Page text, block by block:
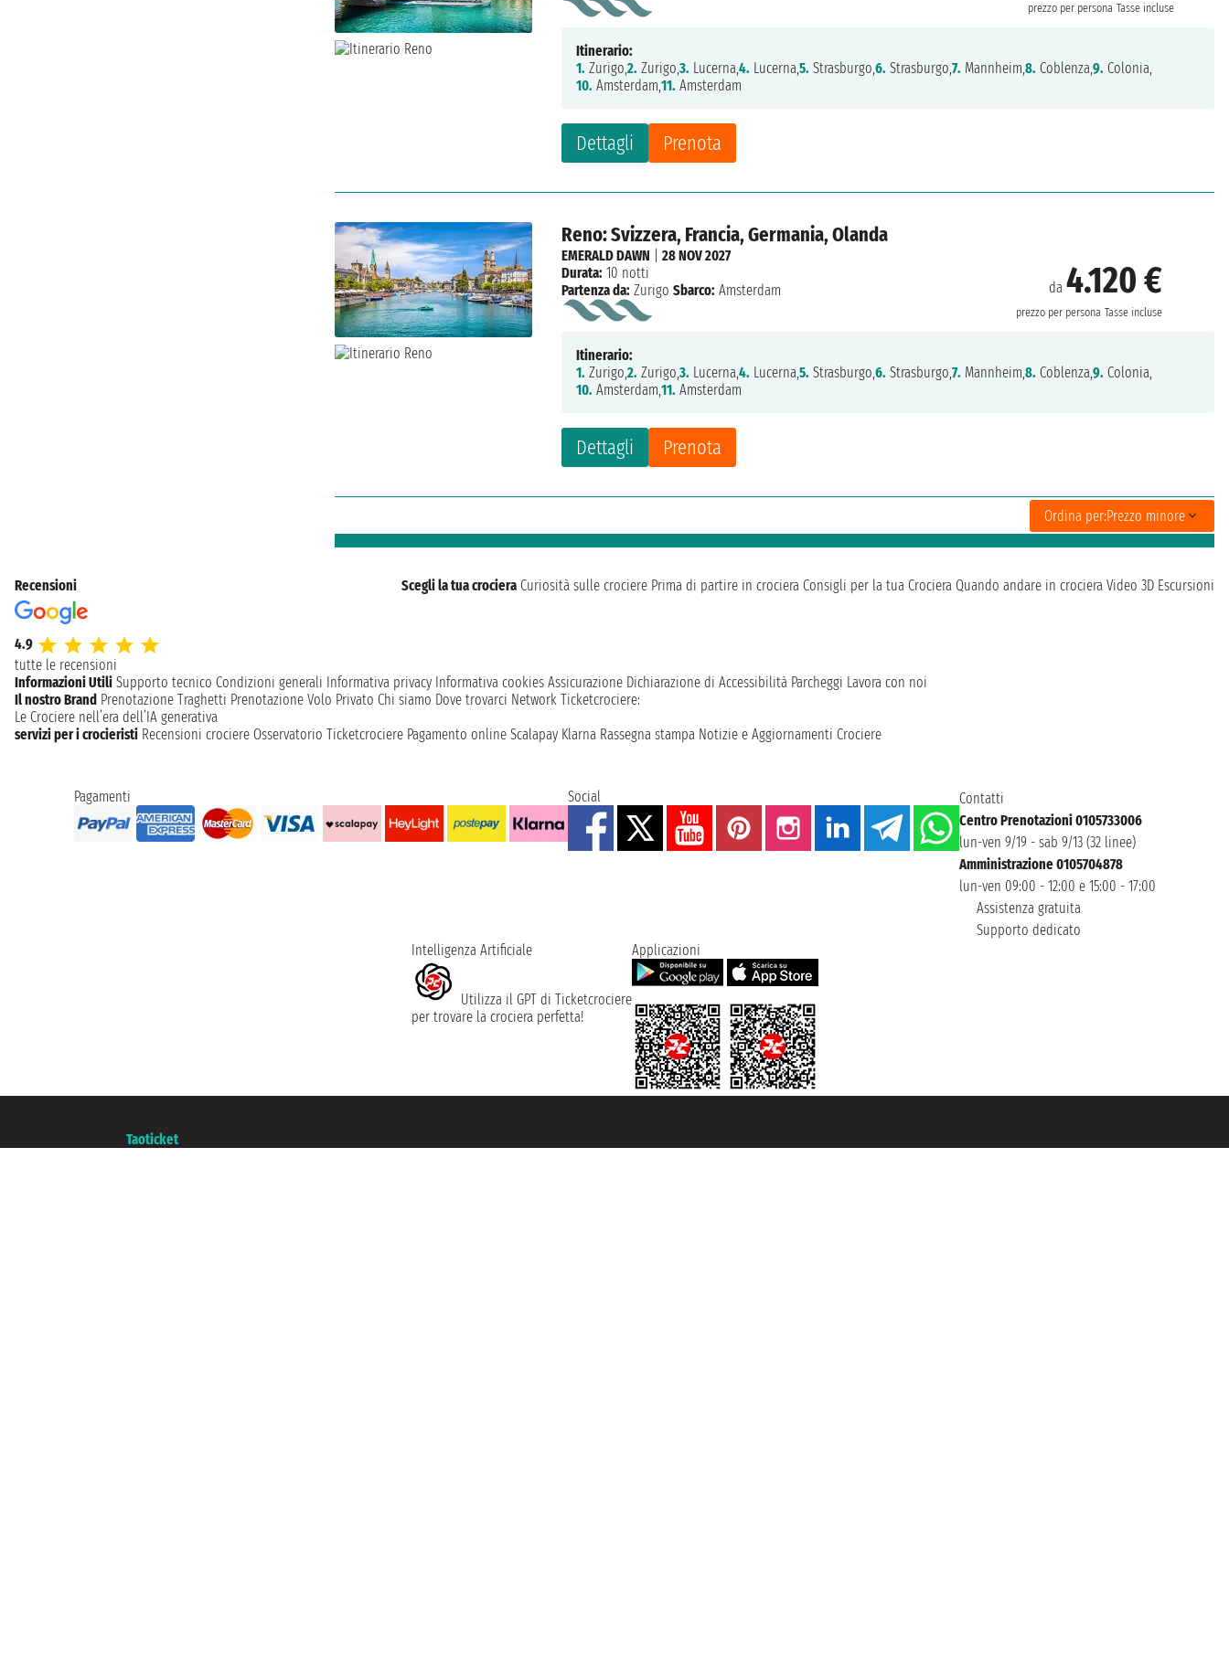
prezzo per persona Tasse incluse
Dettagli Prenota
Itinerario:
1. Zurigo,2. Zurigo,3. Lucerna,4. Lucerna,5. Strasburgo,6. Strasburgo,7. Mannheim,8. Coblenza,9. Colonia,
10. Amsterdam,11. Amsterdam
Reno: Svizzera, Francia, Germania, Olanda
da4.120 €
prezzo per persona Tasse incluse
Dettagli Prenota
EMERALD DAWN |28 NOV 2027
Durata: 10 notti
Partenza da: Zurigo Sbarco: Amsterdam
Itinerario:
1. Zurigo,2. Zurigo,3. Lucerna,4. Lucerna,5. Strasburgo,6. Strasburgo,7. Mannheim,8. Coblenza,9. Colonia,
10. Amsterdam,11. Amsterdam
Ordina per:Prezzo minore
Recensioni
4.9
tutte le recensioni
Scegli la tua crociera Curiosità sulle crociere Prima di partire in crociera Consigli per la tua Crociera Quando andare in crociera Video 3D Escursioni
Informazioni Utili Supporto tecnico Condizioni generali Informativa privacy Informativa cookies Assicurazione Dichiarazione di Accessibilità Parcheggi Lavora con noi
Il nostro Brand Prenotazione Traghetti Prenotazione Volo Privato Chi siamo Dove trovarci Network Ticketcrociere:
Le Crociere nell’era dell’IA generativa
servizi per i crocieristi Recensioni crociere Osservatorio Ticketcrociere Pagamento online Scalapay Klarna Rassegna stampa Notizie e Aggiornamenti Crociere
Pagamenti Social
Contatti
Centro Prenotazioni 0105733006
lun-ven 9/19 - sab 9/13 (32 linee)
Amministrazione 0105704878
lun-ven 09:00 - 12:00 e 15:00 - 17:00
Assistenza gratuita
Supporto dedicato
Intelligenza Artificiale
Utilizza il GPT di Ticketcrociere
per trovare la crociera perfetta!
Applicazioni
Taoticket